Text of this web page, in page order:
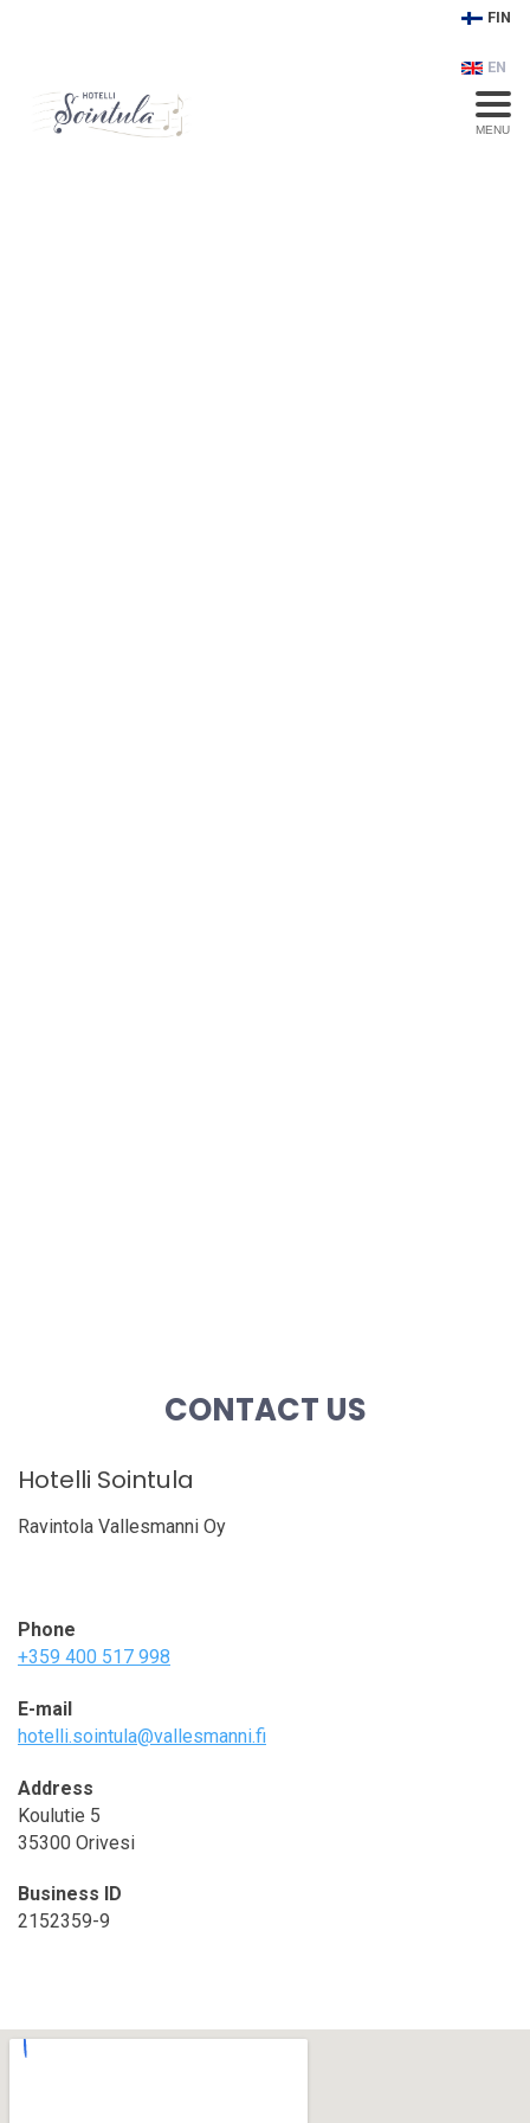
FIN
EN
MENU
CONTACT US
Hotelli Sointula
Ravintola Vallesmanni Oy
Phone
+359 400 517 998
E-mail
hotelli.sointula@vallesmanni.fi
Address
Koulutie 5
35300 Orivesi
Business ID
2152359-9